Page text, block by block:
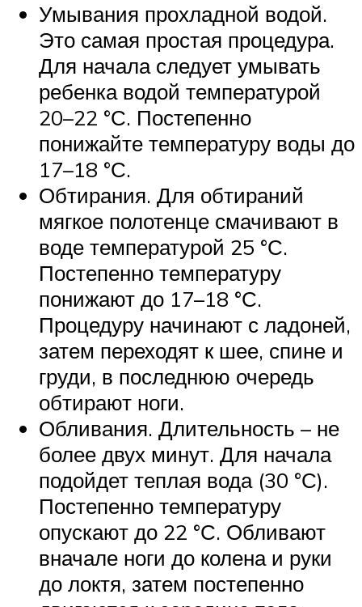
Умывания прохладной водой.
Это самая простая процедура.
Для начала следует умывать
ребенка водой температурой
20–22 °С. Постепенно
понижайте температуру воды до
17–18 °С.
Обтирания. Для обтираний
мягкое полотенце смачивают в
воде температурой 25 °С.
Постепенно температуру
понижают до 17–18 °С.
Процедуру начинают с ладоней,
затем переходят к шее, спине и
груди, в последнюю очередь
обтирают ноги.
Обливания. Длительность – не
более двух минут. Для начала
подойдет теплая вода (30 °С).
Постепенно температуру
опускают до 22 °С. Обливают
вначале ноги до колена и руки
до локтя, затем постепенно